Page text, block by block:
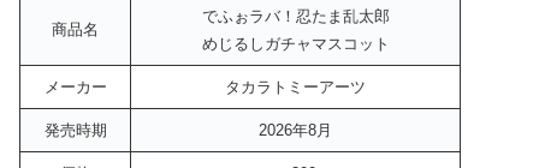
商品名
でふぉラバ！忍たま乱太郎
めじるしガチャマスコット
メーカー タカラトミーアーツ
発売時期 2026年8月